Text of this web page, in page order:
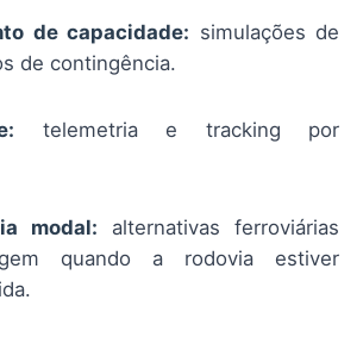
de capacidade: simulações de
de contingência.
telemetria e tracking por
modal: alternativas ferroviárias
quando a rodovia estiver